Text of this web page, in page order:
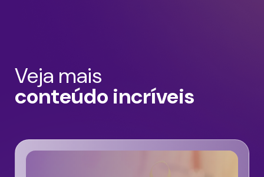
Veja mais
conteúdo incríveis